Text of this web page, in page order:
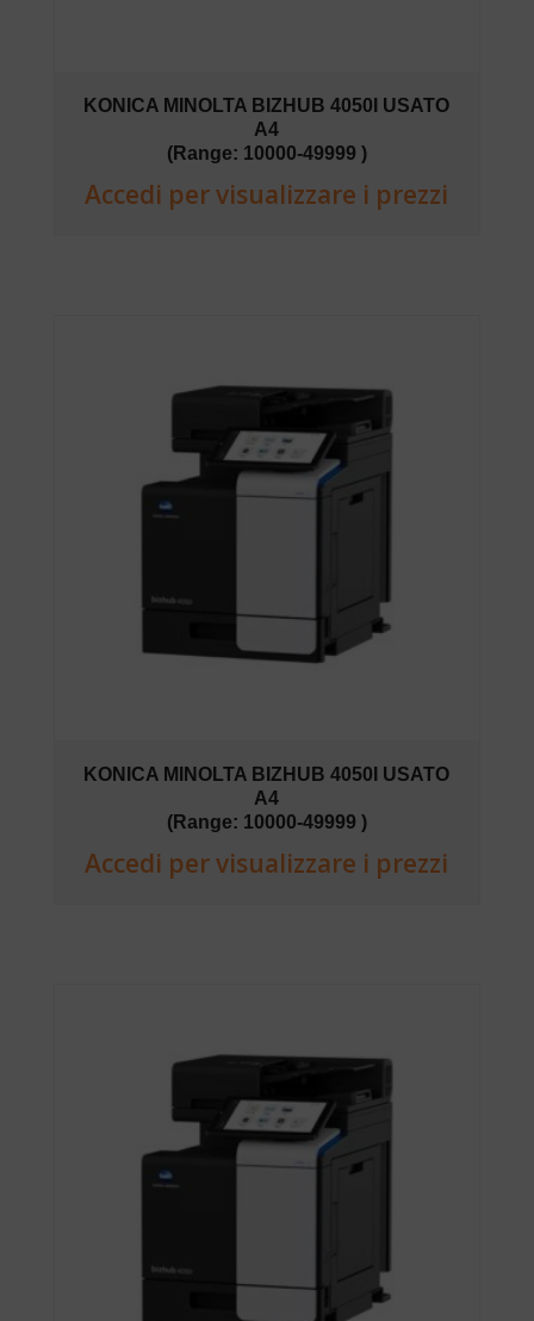
KONICA MINOLTA BIZHUB 4050I USATO
A4
(Range: 10000-49999 )
Accedi per visualizzare i prezzi
KONICA MINOLTA BIZHUB 4050I USATO
A4
(Range: 10000-49999 )
Accedi per visualizzare i prezzi